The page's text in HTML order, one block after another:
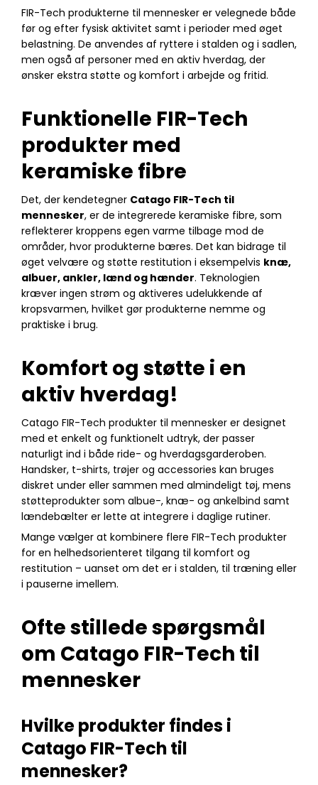
FIR-Tech produkterne til mennesker er velegnede både
før og efter fysisk aktivitet samt i perioder med øget
belastning. De anvendes af ryttere i stalden og i sadlen,
men også af personer med en aktiv hverdag, der
ønsker ekstra støtte og komfort i arbejde og fritid.
Funktionelle FIR-Tech
produkter med
keramiske fibre
Det, der kendetegner Catago FIR-Tech til
mennesker, er de integrerede keramiske fibre, som
reflekterer kroppens egen varme tilbage mod de
områder, hvor produkterne bæres. Det kan bidrage til
øget velvære og støtte restitution i eksempelvis knæ,
albuer, ankler, lænd og hænder. Teknologien
kræver ingen strøm og aktiveres udelukkende af
kropsvarmen, hvilket gør produkterne nemme og
praktiske i brug.
Komfort og støtte i en
aktiv hverdag!
Catago FIR-Tech produkter til mennesker er designet
med et enkelt og funktionelt udtryk, der passer
naturligt ind i både ride- og hverdagsgarderoben.
Handsker, t-shirts, trøjer og accessories kan bruges
diskret under eller sammen med almindeligt tøj, mens
støtteprodukter som albue-, knæ- og ankelbind samt
lændebælter er lette at integrere i daglige rutiner.
Mange vælger at kombinere flere FIR-Tech produkter
for en helhedsorienteret tilgang til komfort og
restitution – uanset om det er i stalden, til træning eller
i pauserne imellem.
Ofte stillede spørgsmål
om Catago FIR-Tech til
mennesker
Hvilke produkter findes i
Catago FIR-Tech til
mennesker?